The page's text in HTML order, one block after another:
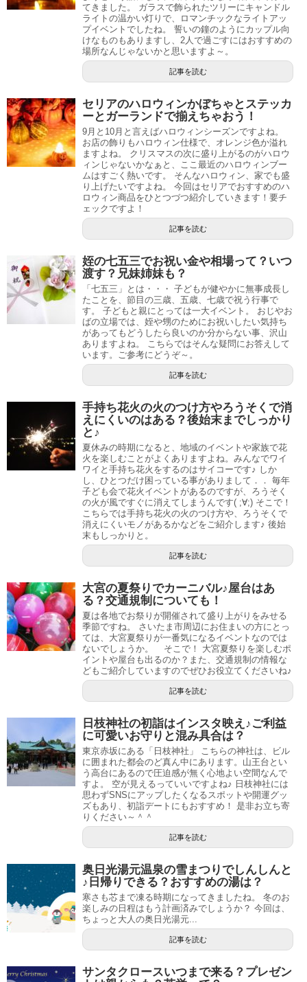
てきました。 ガラスで飾られたツリーにキャンドル
ライトの温かい灯りで、ロマンチックなライトアッ
プイベントでしたね。 誓いの鐘のようにカップル向
けなものもありますし、2人で過ごすにはおすすめの
場所なんじゃないかと思いますよ～。
記事を読む
セリアのハロウィンかぼちゃとステッカ
ーとガーランドで揃えちゃおう！
9月と10月と言えばハロウィンシーズンですよね。
お店の飾りもハロウィン仕様で、オレンジ色か溢れ
ますよね。 クリスマスの次に盛り上がるのがハロウ
ィンじゃないかなぁと、ここ最近のハロウィンブー
ムはすごく熱いです。 そんなハロウィン、家でも盛
り上げたいですよね。 今回はセリアでおすすめのハ
ロウィン商品をひとつづつ紹介していきます！要チ
ェックですよ！
記事を読む
姪の七五三でお祝い金や相場って？いつ
渡す？兄妹姉妹も？
「七五三」とは・・・ 子どもが健やかに無事成長し
たことを、節目の三歳、五歳、七歳で祝う行事で
す。 子どもと親にとっては一大イベント。 おじやお
ばの立場では、姪や甥のためにお祝いしたい気持ち
があってもどうしたら良いのか分からない事、沢山
ありますよね。 こちらではそんな疑問にお答えして
います。ご参考にどうぞ～。
記事を読む
手持ち花火の火のつけ方やろうそくで消
えにくいのはある？後始末までしっかり
と♪
夏休みの時期になると、地域のイベントや家族で花
火を楽しむことがよくありますよね。みんなでワイ
ワイと手持ち花火をするのはサイコーです♪ しか
し、ひとつだけ困っている事がありまして．． 毎年
子ども会で花火イベントがあるのですが、ろうそく
の火が風ですぐに消えてしまうんです( ;∀;) そこで！
こちらでは手持ち花火の火のつけ方や、ろうそくで
消えにくいモノがあるかなどをご紹介します♪ 後始
末もしっかりと。
記事を読む
大宮の夏祭りでカーニバル♪屋台はあ
る？交通規制についても！
夏は各地でお祭りが開催されて盛り上がりをみせる
季節ですね。 さいたま市周辺にお住まいの方にとっ
ては、大宮夏祭りが一番気になるイベントなのでは
ないでしょうか。 そこで！ 大宮夏祭りを楽しむポ
イントや屋台も出るのか？また、交通規制の情報な
どもご紹介していますのでぜひお役立てくださいね♪
記事を読む
日枝神社の初詣はインスタ映え♪ご利益
に可愛いお守りと混み具合は？
東京赤坂にある「日枝神社」 こちらの神社は、ビル
に囲まれた都会のど真ん中にあります。山王台とい
う高台にあるので圧迫感が無く心地よい空間なんで
すよ。 空が見えるっていいですよね♪ 日枝神社には
思わずSNSにアップしたくなるスポットや開運グッ
ズもあり、初詣デートにもおすすめ！ 是非お立ち寄
りください～＾＾
記事を読む
奥日光湯元温泉の雪まつりでしんしんと
♪日帰りできる？おすすめの湯は？
寒さも芯まで凍る時期になってきましたね。 冬のお
楽しみの日程はもう計画済みでしょうか？ 今回は、
ちょっと大人の奥日光湯元...
記事を読む
サンタクロースいつまで来る？プレゼン